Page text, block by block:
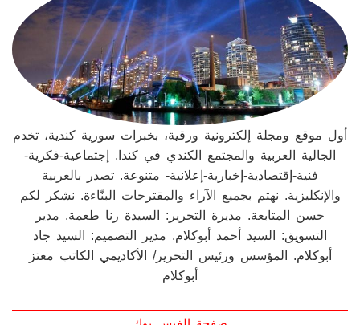
أول موقع ومجلة إلكترونية ورقية، بخبرات سورية كندية، تخدم
الجالية العربية والمجتمع الكندي في كندا. إجتماعية-فكرية-
فنية-إقتصادية-إخبارية-إعلانية- متنوعة. تصدر بالعربية
والإنكليزية. نهتم بجميع الآراء والمقترحات البنّاءة. نشكر لكم
حسن المتابعة. مديرة التحرير: السيدة رنا طعمة. مدير
التسويق: السيد أحمد أبوكلام. مدير التصميم: السيد جاد
أبوكلام. المؤسس ورئيس التحرير/ الأكاديمي الكاتب معتز